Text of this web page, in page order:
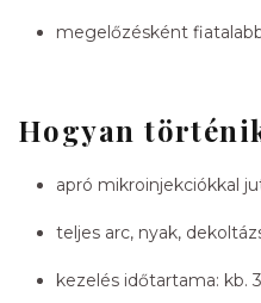
megelőzésként
Hogyan
apró mikroinjekciókkal
teljes arc, nyak,
kezelés időtartama: kb.